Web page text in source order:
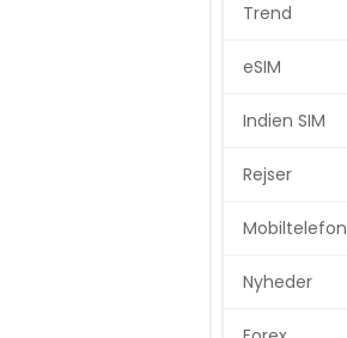
Trend
eSIM
Indien SIM
Rejser
Mobiltelefon
Nyheder